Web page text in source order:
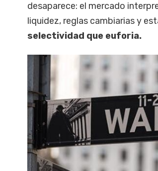
desaparece: el mercado
liquidez, reglas cambiarias y
selectividad que euforia.